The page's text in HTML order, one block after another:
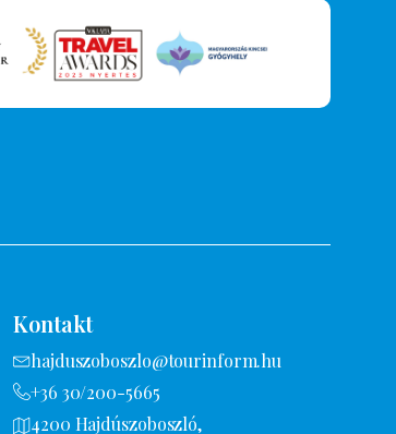
Kontakt
hajduszoboszlo@tourinform.hu
+36 30/200-5665
4200 Hajdúszoboszló,